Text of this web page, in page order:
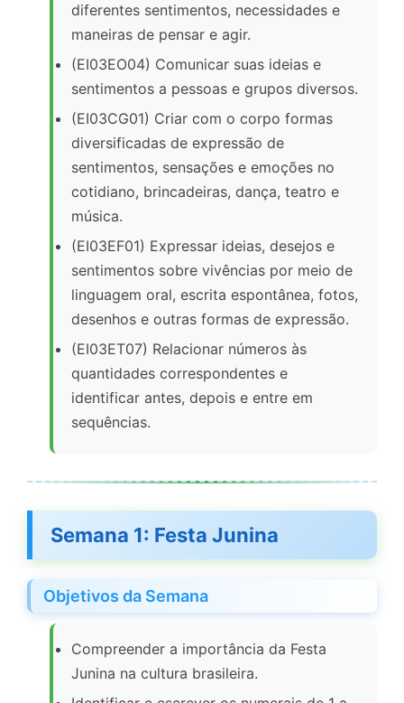
diferentes sentimentos, necessidades e
maneiras de pensar e agir.
(EI03EO04) Comunicar suas ideias e
sentimentos a pessoas e grupos diversos.
(EI03CG01) Criar com o corpo formas
diversificadas de expressão de
sentimentos, sensações e emoções no
cotidiano, brincadeiras, dança, teatro e
música.
(EI03EF01) Expressar ideias, desejos e
sentimentos sobre vivências por meio de
linguagem oral, escrita espontânea, fotos,
desenhos e outras formas de expressão.
(EI03ET07) Relacionar números às
quantidades correspondentes e
identificar antes, depois e entre em
sequências.
Semana 1: Festa Junina
Objetivos da Semana
Compreender a importância da Festa
Junina na cultura brasileira.